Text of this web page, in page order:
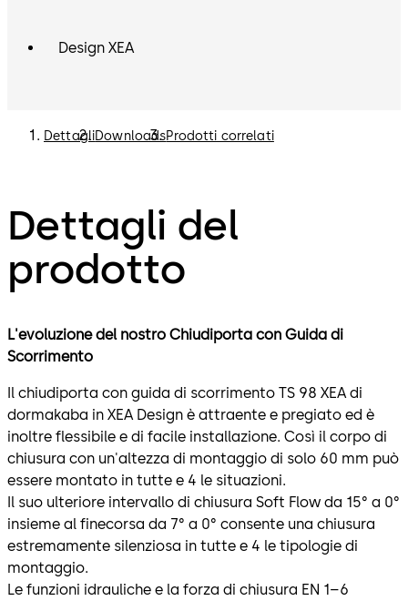
Design XEA
DettagliDownloadsProdotti correlati
Dettagli del
prodotto
L'evoluzione del nostro Chiudiporta con Guida di
Scorrimento
Il chiudiporta con guida di scorrimento TS 98 XEA di
dormakaba in XEA Design è attraente e pregiato ed è
inoltre flessibile e di facile installazione. Così il corpo di
chiusura con un'altezza di montaggio di solo 60 mm può
essere montato in tutte e 4 le situazioni.
Il suo ulteriore intervallo di chiusura Soft Flow da 15° a 0°
insieme al finecorsa da 7° a 0° consente una chiusura
estremamente silenziosa in tutte e 4 le tipologie di
montaggio.
Le funzioni idrauliche e la forza di chiusura EN 1–6